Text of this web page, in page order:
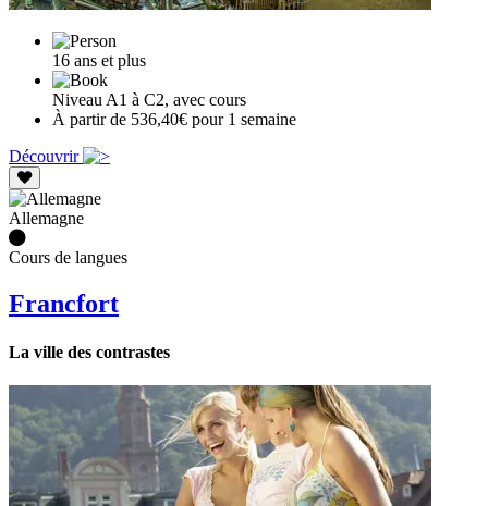
16 ans et plus
Niveau A1 à C2, avec cours
À partir de 536,40€ pour 1 semaine
Découvrir
Allemagne
Cours de langues
Francfort
La ville des contrastes